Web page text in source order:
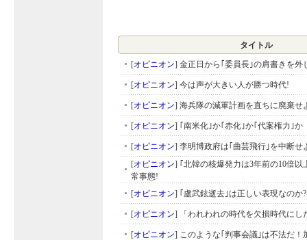
タイトル
[オピニオン] 金正日から｢委員長｣の肩書きを外
[オピニオン] 今は声が大きい人が勝つ時代!
[オピニオン] 海兵隊の減軍計画を直ちに廃棄せ
[オピニオン] ｢南米化｣か｢赤化｣か｢代案権力｣か
[オピニオン] 李明博政府は｢曲芸飛行｣を中断せ
[オピニオン] ｢北韓の核爆発力は3年前の10倍以
常事態!
[オピニオン] ｢盧武鉉逝去｣は正しい表現なのか?
[オピニオン] 「われわれの時代を欠損時代にし
[オピニオン] このような｢判事会議｣は不法だ！